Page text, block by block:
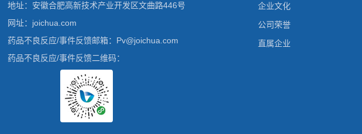
地址：安徽合肥高新技术产业开发区文曲路446号
网址：joichua.com
药品不良反应/事件反馈邮箱：Pv@joichua.com
药品不良反应/事件反馈二维码：
企业文化
公司荣誉
直属企业